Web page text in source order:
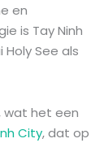
en
is Tay Ninh
See als
wat het een
City, dat op